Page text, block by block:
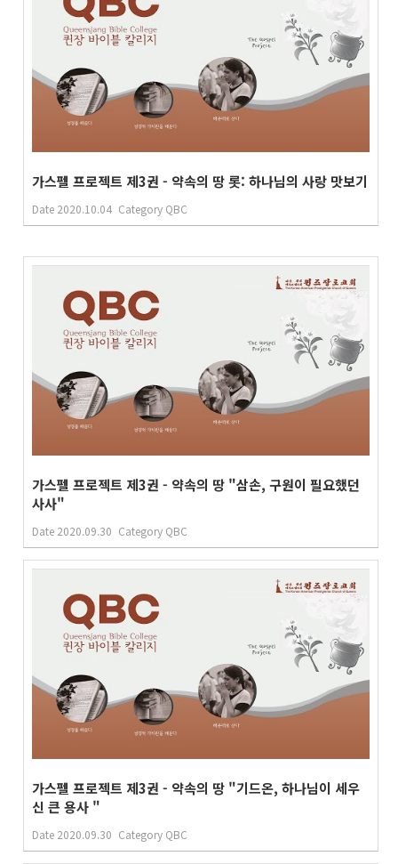
가스펠 프로젝트 제3권 - 약속의 땅 롯: 하나님의 사랑 맛보기
Date 2020.10.04 Category QBC
가스펠 프로젝트 제3권 - 약속의 땅 "삼손, 구원이 필요했던
사사"
Date 2020.09.30 Category QBC
가스펠 프로젝트 제3권 - 약속의 땅 "기드온, 하나님이 세우
신 큰 용사 "
Date 2020.09.30 Category QBC